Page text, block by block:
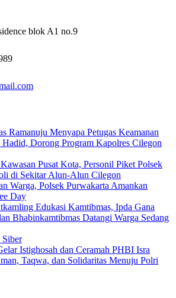
blok A1 no.9
Ramanuju Menyapa Petugas Keamanan
Dorong Program Kapolres Cilegon
Pusat Kota, Personil Piket Polsek
di Sekitar Alun-Alun Cilegon
Warga, Polsek Purwakarta Amankan
Day
Edukasi Kamtibmas, Ipda Gana
Bhabinkamtibmas Datangi Warga Sedang
Siber
Istighosah dan Ceramah PHBI Isra
Taqwa, dan Solidaritas Menuju Polri